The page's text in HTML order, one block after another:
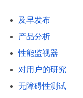
及早发布
产品分析
性能监视器
对用户的研究
无障碍性测试